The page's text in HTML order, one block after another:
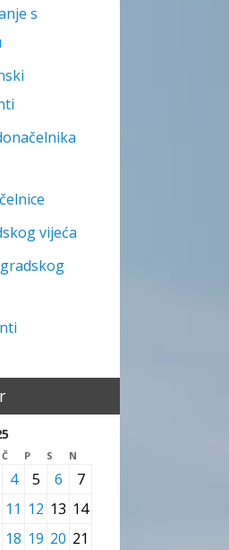
s
vijeća
Č P S N
4 5 6
7
11 12 13 14
18 19 20 21